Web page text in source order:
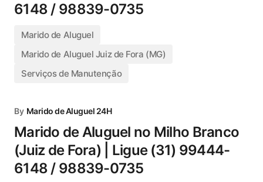
6148 / 98839-0735
Marido de Aluguel
Marido de Aluguel Juiz de Fora (MG)
Serviços de Manutenção
By Marido de Aluguel 24H
Marido de Aluguel no Milho Branco
(Juiz de Fora) | Ligue (31) 99444-
6148 / 98839-0735